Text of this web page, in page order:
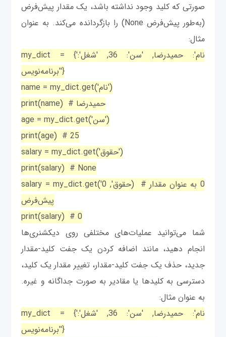
صورتی که کلید وجود نداشته باشد، یک مقدار پیش‌فرض
(به‌طور پیش‌فرض None) را بازگردانده می‌کند. به عنوان
مثال:
my_dict = {'نام': حمیدرضا, 'سن': 36, 'شغل':
'برنامه‌نویس'}
name = my_dict.get('نام')
print(name) # حمیدرضا
age = my_dict.get('سن')
print(age) # 25
salary = my_dict.get('حقوق')
print(salary) # None
salary = my_dict.get('حقوق', 0) # 0 به عنوان مقدار
پیش‌فرض
print(salary) # 0
شما می‌توانید عملیات‌های مختلفی روی دیکشنری‌ها
انجام دهید، مانند اضافه کردن یک جفت کلید-مقدار
جدید، حذف یک جفت کلید-مقدار، تغییر مقدار یک کلید،
دسترسی به کلید‌ها یا مقادیر به صورت جداگانه و غیره.
به عنوان مثال:
my_dict = {'نام': حمیدرضا, 'سن': 36, 'شغل':
'برنامه‌نویس'}